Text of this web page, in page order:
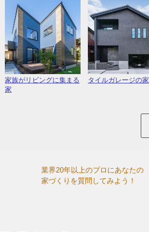
家族がリビングに集まる
家
タイルガレージの家
業界20年以上のプロにあなたの
家づくりを質問してみよう！